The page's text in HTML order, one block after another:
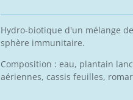
Hydro-biotique d'un mélange
sphère immunitaire.
Composition : eau, plantain
aériennes, cassis feuilles,